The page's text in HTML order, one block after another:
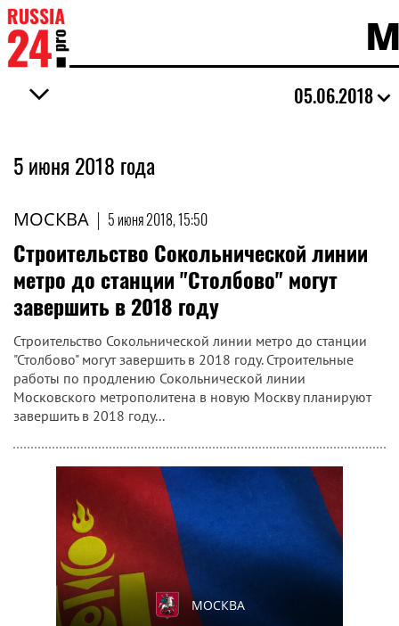
05.06.2018
5 июня 2018 года
МОСКВА | 5 июня 2018, 15:50
Строительство Сокольнической линии
метро до станции "Столбово" могут
завершить в 2018 году
Строительство Сокольнической линии метро до станции
"Столбово" могут завершить в 2018 году. Строительные
работы по продлению Сокольнической линии
Московского метрополитена в новую Москву планируют
завершить в 2018 году...
МОСКВА